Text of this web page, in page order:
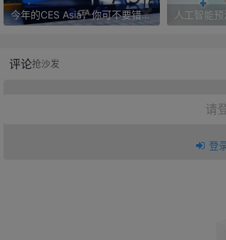
今年的CES Asia，你可不要错过这些自动驾驶看点
评论抢沙发
请
登